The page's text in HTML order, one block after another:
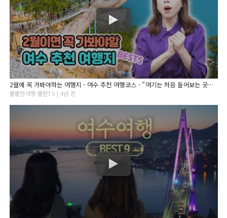
2월에 꼭 가봐야하는 여행지 - 여수 추천 여행코스 - "여기는 처음 들어보는 곳인데??"
똘똘한여행 똘란TV | 4년 전